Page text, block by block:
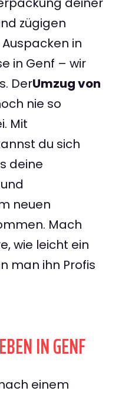
zügigen
in
in Genf – wir
DerUmzug von
nie so
Mit
du sich
deine
neuen
Mach
wie leicht ein
man ihn Profis
IN GENF
einem